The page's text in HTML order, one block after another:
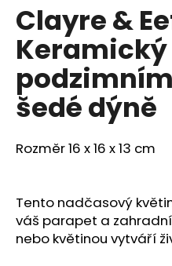
produktu
je
0,0
hvězdiček.
Clayre &
šedé dýně
Rozměr 16 x 16 x 13 cm
Tento nadčasový
váš parapet a
nebo květinou vytváří
o
p
o
r
u
č
u
e
STABILIZOVANÁ
KVĚTINA,